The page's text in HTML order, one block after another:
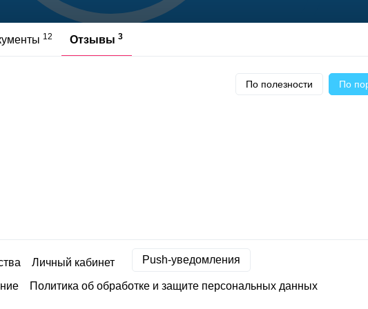
12 Отзывы 3
По полезности По
Личный кабинет Push-уведомления
Политика об обработке и защите персональных данных